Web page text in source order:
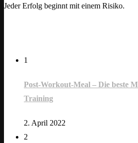
Jeder Erfolg beginnt mit einem Risiko.
1
Post-Workout-Meal – Die beste
Training
2. April 2022
2